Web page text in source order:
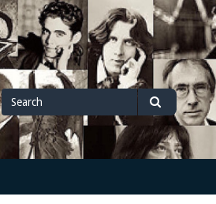
Search
for
Search